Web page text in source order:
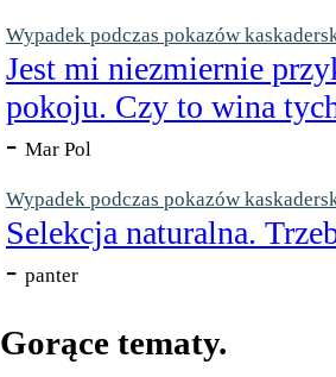
Wypadek podczas pokazów
Jest mi niezmiernie
pokoju. Czy to wina
- Mar Pol
Wypadek podczas pokazów
Selekcja naturalna.
- panter
Gorące tematy.